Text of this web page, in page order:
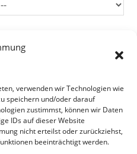
verwenden wir Technologien wie
speichern und/oder darauf
zustimmst, können wir Daten
IDs auf dieser Website
nicht erteilst oder zurückziehst,
beeinträchtigt werden.